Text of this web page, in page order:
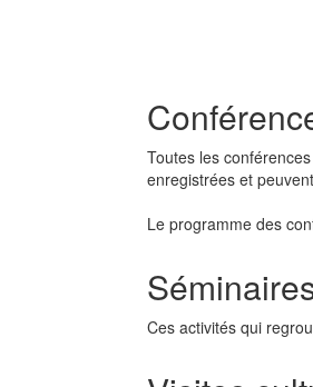
Toutes les
enregistrées et
Le programme des
Ces activités qui